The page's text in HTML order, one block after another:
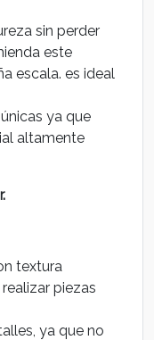
sin perder
este
escala. es ideal
ya que
altamente
textura
piezas
ya que no